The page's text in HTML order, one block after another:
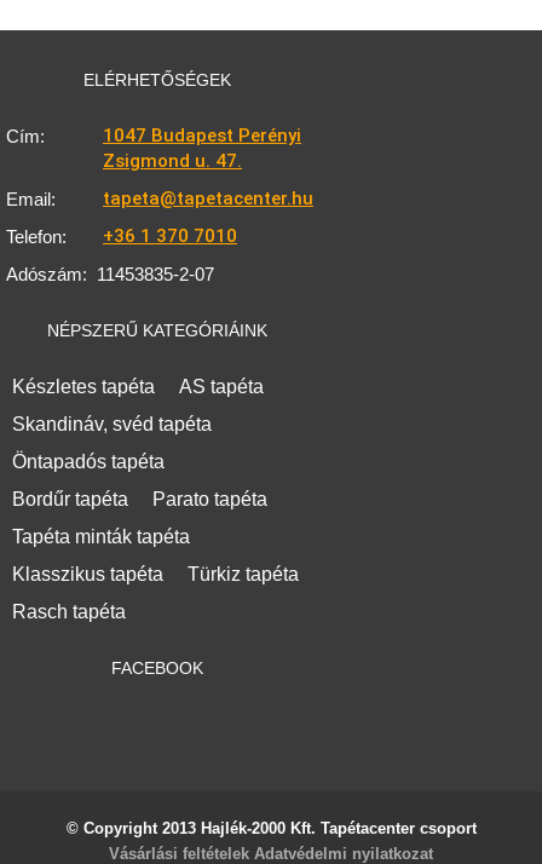
ELÉRHETŐSÉGEK
Cím:
1047 Budapest Perényi
Zsigmond u. 47.
Email: tapeta@tapetacenter.hu
Telefon: +36 1 370 7010
Adószám: 11453835-2-07
NÉPSZERŰ KATEGÓRIÁINK
Készletes tapéta
AS tapéta
Skandináv, svéd tapéta
Öntapadós tapéta
Bordűr tapéta
Parato tapéta
Tapéta minták tapéta
Klasszikus tapéta
Türkiz tapéta
Rasch tapéta
FACEBOOK
© Copyright 2013 Hajlék-2000 Kft. Tapétacenter csoport
Vásárlási feltételek Adatvédelmi nyilatkozat